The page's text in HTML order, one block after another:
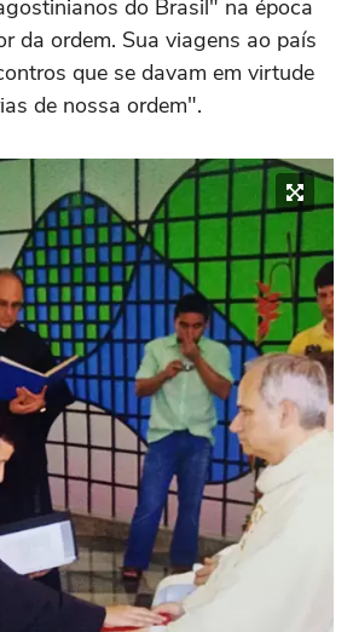
do Brasil" na época
da ordem. Sua viagens ao país
que se davam em virtude
de nossa ordem".